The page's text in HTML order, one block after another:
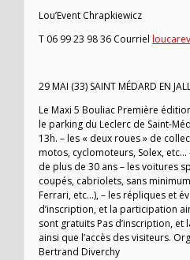
Lou’Event Chrapkiewicz
T 06 99 23 98 36 Courriel
29 MAI (33) SAINT MÉDARD EN
Le Maxi 5 Bouliac Première
le parking du Leclerc de Saint-
13h. – les « deux roues » de
motos, cyclomoteurs, Solex,
de plus de 30 ans – les voitures
coupés, cabriolets, sans
Ferrari, etc…), – les répliques et
d’inscription, et la participation
sont gratuits Pas d’inscription,
ainsi que l’accès des visiteurs.
Bertrand Diverchy